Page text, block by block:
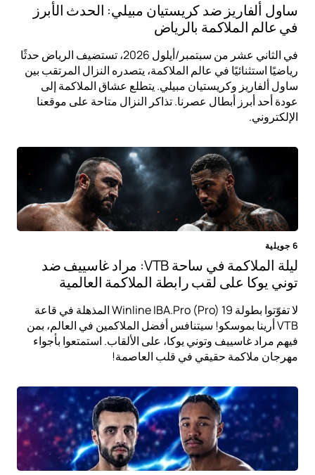
ساول ألفاريز ضد كريستيان مبيلي: الحدث الأبرز
في عالم الملاكمة بالرياض
في الثاني عشر من سبتمبر/أيلول 2026، تستضيف الرياض حدثًا
رياضيًا استثنائيًا في عالم الملاكمة، يتصدره النزال المرتقب بين
ساول ألفاريز وكريستيان مبيلي. يتطلع عشاق الملاكمة إلى
عودة أحد أبرز أبطال عصرنا. تذاكر النزال متاحة على موقعنا
الإلكتروني.
6 جويلية
ليلة الملاكمة في ساحة VTB: مراد غاسييف ضد
توني يوكا على لقب رابطة الملاكمة العالمية
لا تفوّتوا بطولة Winline IBA.Pro (Pro) 19 المذهلة في قاعة
VTB أرينا بموسكو! سيتنافس أفضل الملاكمين في العالم، بمن
فيهم مراد غاسييف وتوني يوكا، على الألقاب. استمتعوا بأجواء
مهرجان ملاكمة حقيقي في قلب العاصمة!